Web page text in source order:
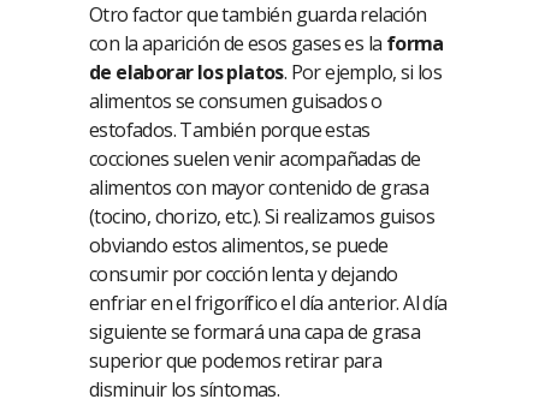
Otro factor que también guarda relación
con la aparición de esos gases es la forma
de elaborar los platos. Por ejemplo, si los
alimentos se consumen guisados o
estofados. También porque estas
cocciones suelen venir acompañadas de
alimentos con mayor contenido de grasa
(tocino, chorizo, etc.). Si realizamos guisos
obviando estos alimentos, se puede
consumir por cocción lenta y dejando
enfriar en el frigorífico el día anterior. Al día
siguiente se formará una capa de grasa
superior que podemos retirar para
disminuir los síntomas.